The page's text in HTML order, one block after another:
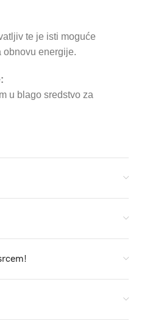
te je isti moguće
obnovu energije.
u blago sredstvo za